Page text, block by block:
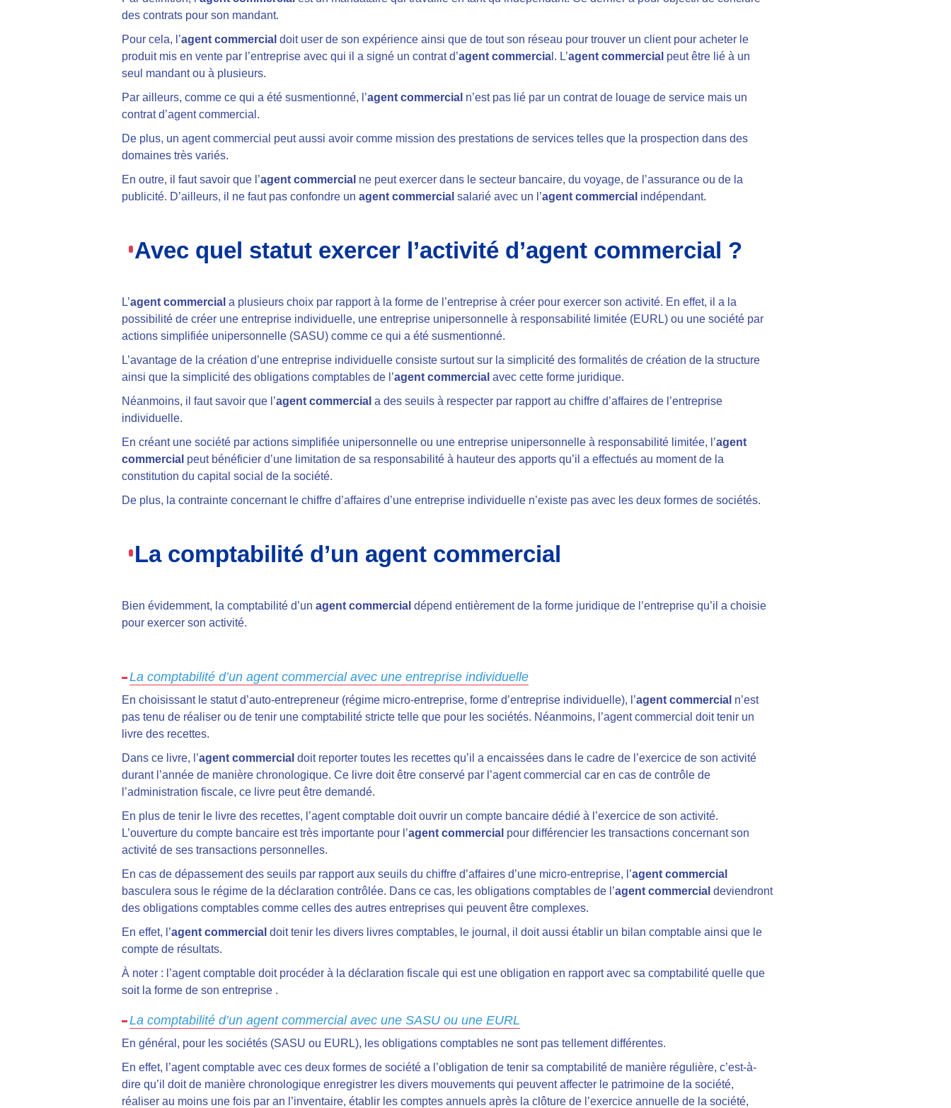
des contrats pour son mandant.
Pour cela, l’agent commercial doit user de son expérience ainsi que de tout son réseau pour trouver un client pour acheter le
produit mis en vente par l’entreprise avec qui il a signé un contrat d’agent commercia l. L’agent commercial peut être lié à un
seul mandant ou à plusieurs.
Par ailleurs, comme ce qui a été susmentionné, l’agent commercial n’est pas lié par un contrat de louage de service mais un
contrat d’agent commercial.
De plus, un agent commercial peut aussi avoir comme mission des prestations de services telles que la prospection dans des
domaines très variés.
En outre, il faut savoir que l’agent commercial ne peut exercer dans le secteur bancaire, du voyage, de l’assurance ou de la
publicité. D’ailleurs, il ne faut pas confondre un agent commercial salarié avec un l’agent commercial indépendant.
Avec quel statut exercer l’activité d’agent commercial ?
L’agent commercial a plusieurs choix par rapport à la forme de l’entreprise à créer pour exercer son activité. En effet, il a la
possibilité de créer une entreprise individuelle, une entreprise unipersonnelle à responsabilité limitée (EURL) ou une société par
actions simplifiée unipersonnelle (SASU) comme ce qui a été susmentionné.
L’avantage de la création d’une entreprise individuelle consiste surtout sur la simplicité des formalités de création de la structure
ainsi que la simplicité des obligations comptables de l’agent commercial avec cette forme juridique.
Néanmoins, il faut savoir que l’agent commercial a des seuils à respecter par rapport au chiffre d’affaires de l’entreprise
individuelle.
En créant une société par actions simplifiée unipersonnelle ou une entreprise unipersonnelle à responsabilité limitée, l’agent
commercial peut bénéficier d’une limitation de sa responsabilité à hauteur des apports qu’il a effectués au moment de la
constitution du capital social de la société.
De plus, la contrainte concernant le chiffre d’affaires d’une entreprise individuelle n’existe pas avec les deux formes de sociétés.
La comptabilité d’un agent commercial
Bien évidemment, la comptabilité d’un agent commercial dépend entièrement de la forme juridique de l’entreprise qu’il a choisie
pour exercer son activité.
La comptabilité d’un agent commercial avec une entreprise individuelle
En choisissant le statut d’auto-entrepreneur (régime micro-entreprise, forme d’entreprise individuelle), l’agent commercial n’est
pas tenu de réaliser ou de tenir une comptabilité stricte telle que pour les sociétés. Néanmoins, l’agent commercial doit tenir un
livre des recettes.
Dans ce livre, l’agent commercial doit reporter toutes les recettes qu’il a encaissées dans le cadre de l’exercice de son activité
durant l’année de manière chronologique. Ce livre doit être conservé par l’agent commercial car en cas de contrôle de
l’administration fiscale, ce livre peut être demandé.
En plus de tenir le livre des recettes, l’agent comptable doit ouvrir un compte bancaire dédié à l’exercice de son activité.
L’ouverture du compte bancaire est très importante pour l’agent commercial pour différencier les transactions concernant son
activité de ses transactions personnelles.
En cas de dépassement des seuils par rapport aux seuils du chiffre d’affaires d’une micro-entreprise, l’agent commercial
basculera sous le régime de la déclaration contrôlée. Dans ce cas, les obligations comptables de l’agent commercial deviendront
des obligations comptables comme celles des autres entreprises qui peuvent être complexes.
En effet, l’agent commercial doit tenir les divers livres comptables, le journal, il doit aussi établir un bilan comptable ainsi que le
compte de résultats.
À noter : l’agent comptable doit procéder à la déclaration fiscale qui est une obligation en rapport avec sa comptabilité quelle que
soit la forme de son entreprise .
La comptabilité d’un agent commercial avec une SASU ou une EURL
En général, pour les sociétés (SASU ou EURL), les obligations comptables ne sont pas tellement différentes.
En effet, l’agent comptable avec ces deux formes de société a l’obligation de tenir sa comptabilité de manière régulière, c’est-à-
dire qu’il doit de manière chronologique enregistrer les divers mouvements qui peuvent affecter le patrimoine de la société,
réaliser au moins une fois par an l’inventaire, établir les comptes annuels après la clôture de l’exercice annuelle de la société,